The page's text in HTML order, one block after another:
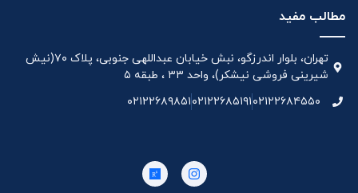
مطالب مفید
تهران، بلوار اندرزگو، نبش خیابان عبداللهی جنوبی، پلاک ۷۰(نیش
شیرینی فروشی نیشکر)، واحد ۳۳ ، طبقه ۵
۰۲۱۲۲۶۸۴۵۵۰۰۲۱۲۲۶۸۵۱۹۱۰۲۱۲۲۶۸۹۸۵۱